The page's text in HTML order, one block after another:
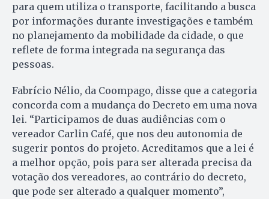
para quem utiliza o transporte, facilitando a busca
por informações durante investigações e também
no planejamento da mobilidade da cidade, o que
reflete de forma integrada na segurança das
pessoas.
Fabrício Nélio, da Coompago, disse que a categoria
concorda com a mudança do Decreto em uma nova
lei. “Participamos de duas audiências com o
vereador Carlin Café, que nos deu autonomia de
sugerir pontos do projeto. Acreditamos que a lei é
a melhor opção, pois para ser alterada precisa da
votação dos vereadores, ao contrário do decreto,
que pode ser alterado a qualquer momento”,